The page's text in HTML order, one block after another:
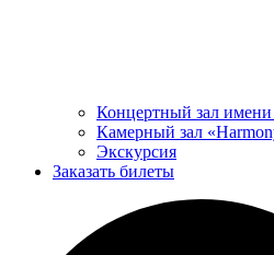
Концертный зал
Камерный зал
Экскурсия
Заказать билеты